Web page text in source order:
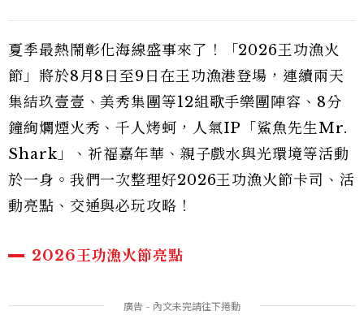
夏季最熱鬧彰化海線盛事來了！「2026王功漁火
節」將於8月8日至9日在王功漁港登場，連續兩天
集結玖壹壹、美秀集團等12組歌手樂團陣容、8分
鐘絢爛煙火秀、千人烤蚵，人氣IP「鯊魚先生Mr.
Shark」、祈福嘉年華、親子戲水與光環境等活動
於一身。我們一次整理好2026王功漁火節卡司、活
動亮點、交通與必玩攻略！
2026王功漁火節亮點